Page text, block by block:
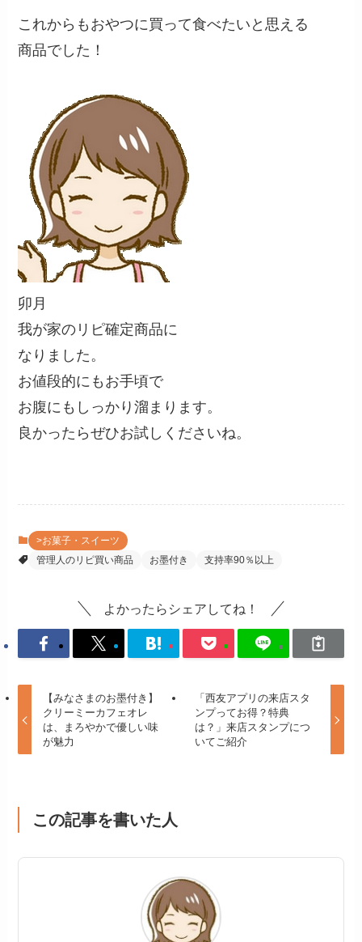
これからもおやつに買って食べたいと思える
商品でした！
卯月
我が家のリピ確定商品に
なりました。
お値段的にもお手頃で
お腹にもしっかり溜まります。
良かったらぜひお試しくださいね。
>お菓子・スイーツ
管理人のリピ買い商品
お墨付き 支持率90％以上
よかったらシェアしてね！
【みなさまのお墨付き】
クリーミーカフェオレ
は、まろやかで優しい味
が魅力
「西友アプリの来店スタ
ンプってお得？特典
は？」来店スタンプにつ
いてご紹介
この記事を書いた人